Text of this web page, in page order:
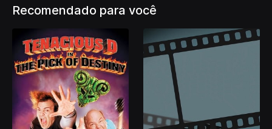
Recomendado para você